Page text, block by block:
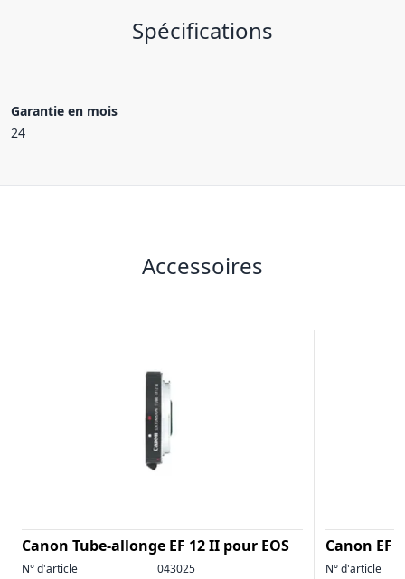
Spécifications
Garantie en mois
24
Accessoires
Canon Tube-allonge EF 12 II pour EOS
N° d'article
043025
Canon EF
N° d'article